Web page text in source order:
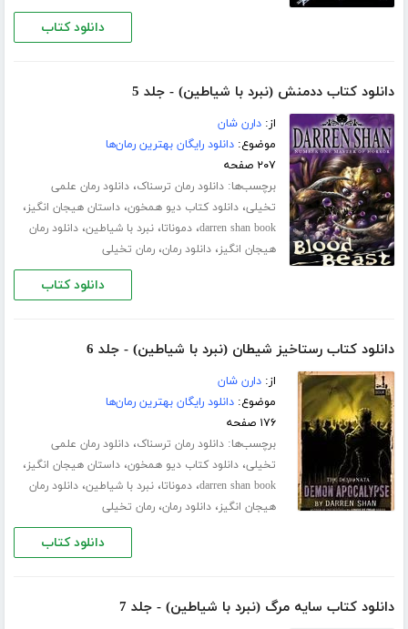
دانلود کتاب
دانلود کتاب ددمنش (نبرد با شیاطین) - جلد 5
از:دارن شان
موضوع:دانلود رایگان بهترین رمان‌ها
۲۰۷ صفحه
برچسب‌ها:دانلود رمان ترسناک،دانلود رمان علمی
تخیلی،دانلود کتاب دیو همخون،داستان هیجان انگیز،
darren shan book،دموناتا،نبرد با شیاطین،دانلود رمان
هیجان انگیز،دانلود رمان،رمان تخیلی
دانلود کتاب
دانلود کتاب رستاخیز شیطان (نبرد با شیاطین) - جلد 6
از:دارن شان
موضوع:دانلود رایگان بهترین رمان‌ها
۱۷۶ صفحه
برچسب‌ها:دانلود رمان ترسناک،دانلود رمان علمی
تخیلی،دانلود کتاب دیو همخون،داستان هیجان انگیز،
darren shan book،دموناتا،نبرد با شیاطین،دانلود رمان
هیجان انگیز،دانلود رمان،رمان تخیلی
دانلود کتاب
دانلود کتاب سایه مرگ (نبرد با شیاطین) - جلد 7